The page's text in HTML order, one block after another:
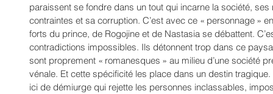
paraissent se fondre dans un tout qui incarne la société,
contraintes et sa corruption. C’est avec ce « personnage »
forts du prince, de Rogojine et de Nastasia se débattent.
contradictions impossibles. Ils détonnent trop dans ce
sont proprement « romanesques » au milieu d’une société
vénale. Et cette spécificité les place dans un destin tragique.
ici de démiurge qui rejette les personnes inclassables,